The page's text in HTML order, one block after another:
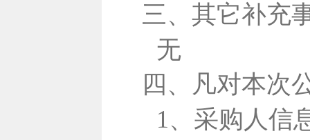
三、其它补充
无
四、凡对本次
1、采购人信